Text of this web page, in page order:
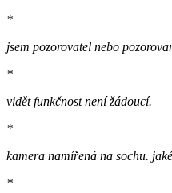
*
jsem pozorovatel nebo
*
vidět funkčnost není žádoucí.
*
kamera namířená na sochu.
*